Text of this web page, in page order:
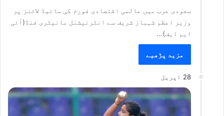
سعودی عرب میں عالمی اقتصادی فورم کی سائیڈ لائنز پر
وزیر اعظم شہباز شریف سے انٹرنیشنل مانیٹری فنڈ(آئی
ایم ایف)…
مزید پڑھیے
28 اپریل